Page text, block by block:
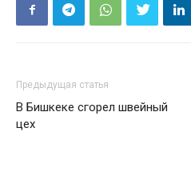
Предыдущая статья
В Бишкеке сгорел швейный
цех